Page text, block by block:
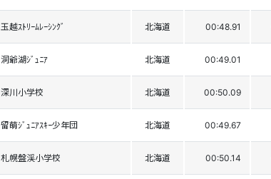
玉越ｽﾄﾘｰﾑﾚｰｼﾝｸﾞ 北海道 00:48.91
洞爺湖ｼﾞｭﾆｱ 北海道 00:49.01
深川小学校 北海道 00:50.09
留萌ｼﾞｭﾆｱｽｷｰ少年団 北海道 00:49.67
札幌盤渓小学校 北海道 00:50.14